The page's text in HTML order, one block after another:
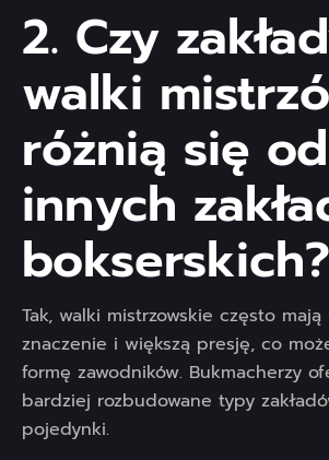
2. Czy
walki
różnią się od
innych
bokserskich?
Tak, walki mistrzowskie często mają
znaczenie i większą presję, co
formę zawodników. Bukmacherzy
bardziej rozbudowane typy
pojedynki.